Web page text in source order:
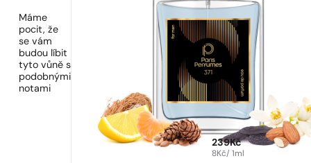
Máme
pocit, že
se vám
budou líbit
tyto vůně s
podobnými
notami
239Kč
8Kč/ 1ml